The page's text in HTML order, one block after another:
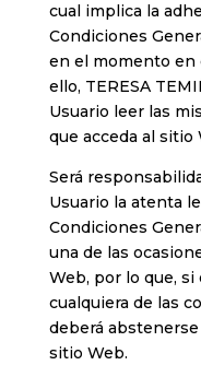
cual implica la
Condiciones
en el momento en
ello, TERESA
Usuario leer las
que acceda al sitio
Será
Usuario la atenta
Condiciones
una de las
Web, por lo que,
cualquiera de las
deberá
sitio Web.